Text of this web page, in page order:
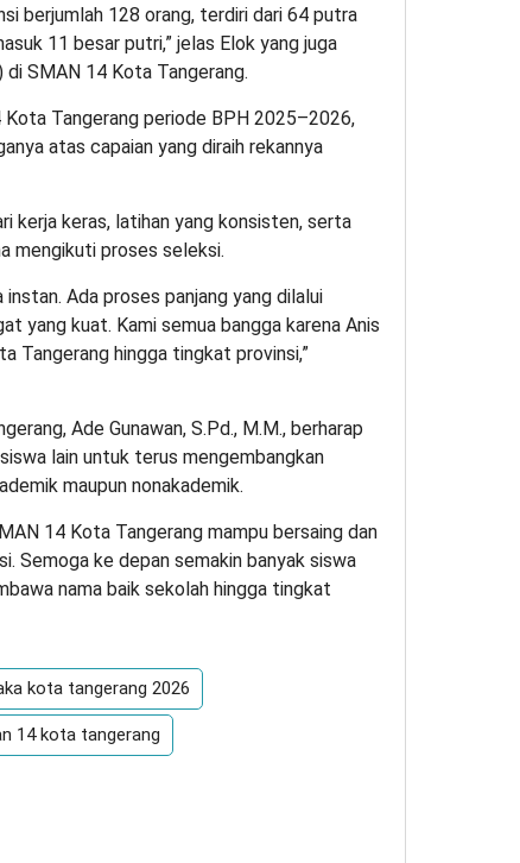
berjumlah 128 orang, terdiri dari 64 putra
11 besar putri,” jelas Elok yang juga
di SMAN 14 Kota Tangerang.
Tangerang periode BPH 2025–2026,
atas capaian yang diraih rekannya
kerja keras, latihan yang konsisten, serta
mengikuti proses seleksi.
Ada proses panjang yang dilalui
yang kuat. Kami semua bangga karena Anis
Tangerang hingga tingkat provinsi,”
Ade Gunawan, S.Pd., M.M., berharap
lain untuk terus mengembangkan
maupun nonakademik.
14 Kota Tangerang mampu bersaing dan
Semoga ke depan semakin banyak siswa
nama baik sekolah hingga tingkat
kota tangerang 2026
14 kota tangerang